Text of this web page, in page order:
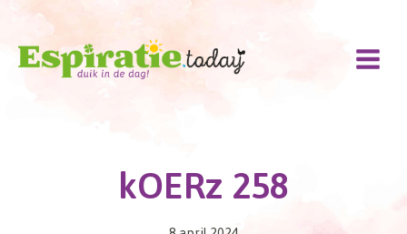
Doorgaan
inhoud
kOERz 258